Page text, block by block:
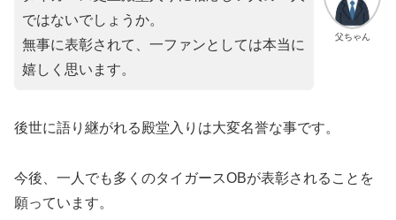
父ちゃん
ではないでしょうか。
無事に表彰されて、一ファンとしては本当に
嬉しく思います。
後世に語り継がれる殿堂入りは大変名誉な事です。
今後、一人でも多くのタイガースOBが表彰されることを
願っています。